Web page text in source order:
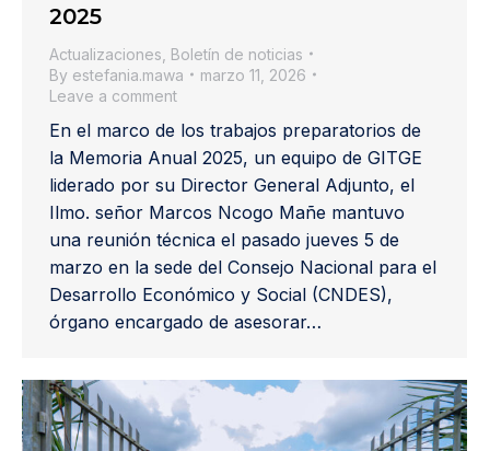
2025
Actualizaciones Boletín de noticias
By estefania.mawa
marzo 11, 2026
Leave a comment
En el marco de los trabajos preparatorios de
la Memoria Anual 2025, un equipo de GITGE
liderado por su Director General Adjunto, el
Ilmo. señor Marcos Ncogo Mañe mantuvo
una reunión técnica el pasado jueves 5 de
marzo en la sede del Consejo Nacional para el
Desarrollo Económico y Social (CNDES),
órgano encargado de asesorar…